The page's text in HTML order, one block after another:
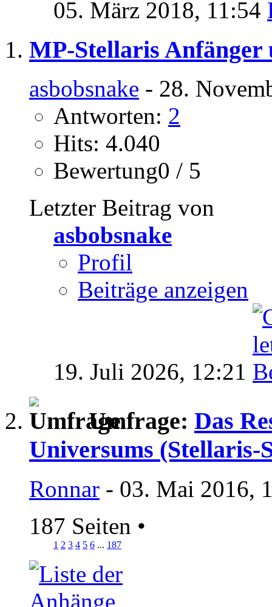
05. März 2018, 11:54
MP-Stellaris Anfänger
asbobsnake - 28.
Antworten: 2
Hits: 4.040
Bewertung0 / 5
Letzter Beitrag von
asbobsnake
Profil
Beiträge anzeigen
19. Juli 2026, 12:21
Umfrage: Das
Universums (Stellaris-
Ronnar - 03. Mai 2016,
187 Seiten •
1 2 3 4 5 6 ... 187